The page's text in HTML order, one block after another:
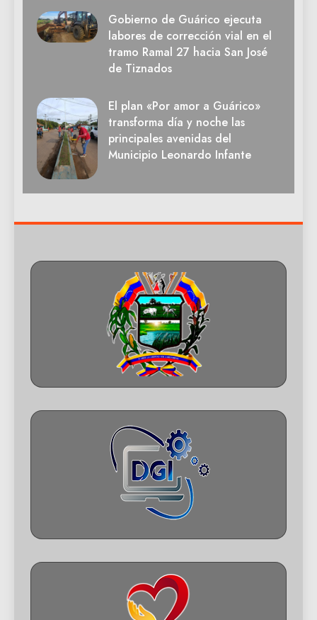
Gobierno de Guárico ejecuta
labores de corrección vial en el
tramo Ramal 27 hacia San José
de Tiznados
El plan «Por amor a Guárico»
transforma día y noche las
principales avenidas del
Municipio Leonardo Infante